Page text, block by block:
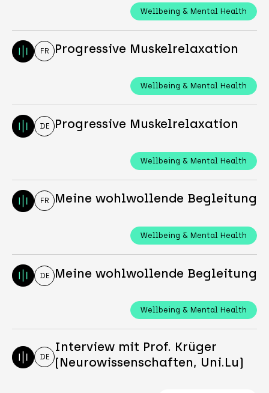
Wellbeing & Mental Health
FR Progressive Muskelrelaxation
Wellbeing & Mental Health
DE Progressive Muskelrelaxation
Wellbeing & Mental Health
FR Meine wohlwollende Begleitung
Wellbeing & Mental Health
DE Meine wohlwollende Begleitung
Wellbeing & Mental Health
DE
Interview mit Prof. Krüger
(Neurowissenschaften, Uni.Lu)